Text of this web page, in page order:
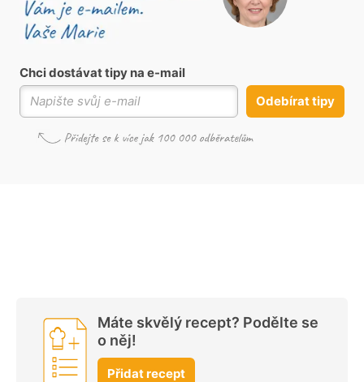
Chci dostávat tipy na e-mail
Odebírat tipy
Máte skvělý recept? Podělte se
o něj!
Přidat recept